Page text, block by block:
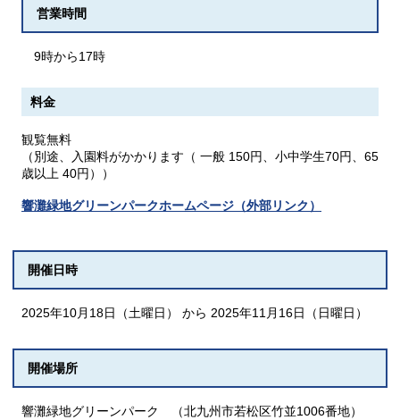
営業時間
9時から17時
料金
観覧無料
（別途、入園料がかかります（ 一般 150円、小中学生70円、65
歳以上 40円））
響灘緑地グリーンパークホームページ（外部リンク）
開催日時
2025年10月18日（土曜日） から 2025年11月16日（日曜日）
開催場所
響灘緑地グリーンパーク （北九州市若松区竹並1006番地）